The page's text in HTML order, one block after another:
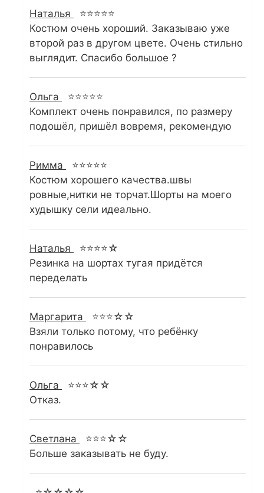
Наталья
⭐⭐⭐⭐⭐
Костюм очень хороший. Заказываю уже
второй раз в другом цвете. Очень стильно
выглядит. Спасибо большое ?
Ольга
⭐⭐⭐⭐⭐
Комплект очень понравился, по размеру
подошёл, пришёл вовремя, рекомендую
Римма
⭐⭐⭐⭐⭐
Костюм хорошего качества.швы
ровные,нитки не торчат.Шорты на моего
худышку сели идеально.
Наталья
⭐⭐⭐⭐☆
Резинка на шортах тугая придётся
переделать
Маргарита
⭐⭐⭐☆☆
Взяли только потому, что ребёнку
понравилось
Ольга
⭐⭐⭐☆☆
Отказ.
Светлана
⭐⭐⭐☆☆
Больше заказывать не буду.